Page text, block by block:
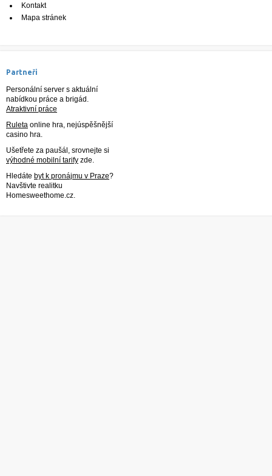
Kontakt
Mapa stránek
Partneři
Personální server s aktuální
nabídkou práce a brigád.
Atraktivní práce
Ruleta online hra, nejúspěšnější
casino hra.
Ušetřete za paušál, srovnejte si
výhodné mobilní tarify zde.
Hledáte byt k pronájmu v Praze?
Navštivte realitku
Homesweethome.cz.